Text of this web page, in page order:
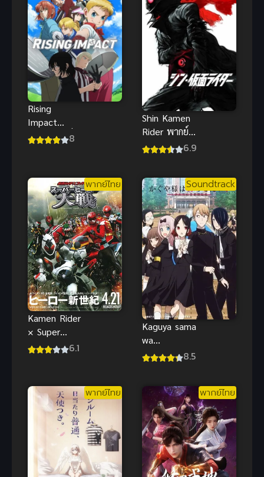
Rising
Impact
(2024) ไรซิ่ง
8
Shin Kamen
Rider พากย์
ไทยฮิต ชิ
บูทสุดอลังการ
6.9
พากย์ไทย
Kamen Rider
× Super
Sentai Super
พลังฮีโร่ คา
เมนไรเดอร์
ปะทะ
ซุปเปอร์เซน
6.1
Soundtrack
Kaguya sama
wa
Kokurasetai
ซะดีๆ ภาค 2
8.5
พากย์ไทย พากย์ไทย